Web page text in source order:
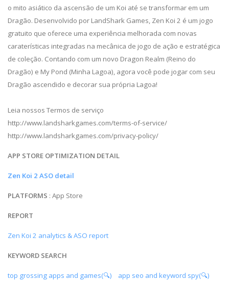
o mito asiático da ascensão de um Koi até se transformar em um
Dragão. Desenvolvido por LandShark Games, Zen Koi 2 é um jogo
gratuito que oferece uma experiência melhorada com novas
caraterísticas integradas na mecânica de jogo de ação e estratégica
de coleção. Contando com um novo Dragon Realm (Reino do
Dragão) e My Pond (Minha Lagoa), agora você pode jogar com seu
Dragão ascendido e decorar sua própria Lagoa!
Leia nossos Termos de serviço
http://www.landsharkgames.com/terms-of-service/
http://www.landsharkgames.com/privacy-policy/
APP STORE OPTIMIZATION DETAIL
Zen Koi 2 ASO detail
PLATFORMS : App Store
REPORT
Zen Koi 2 analytics & ASO report
KEYWORD SEARCH
top grossing apps and games(🔍)
app seo and keyword spy(🔍)